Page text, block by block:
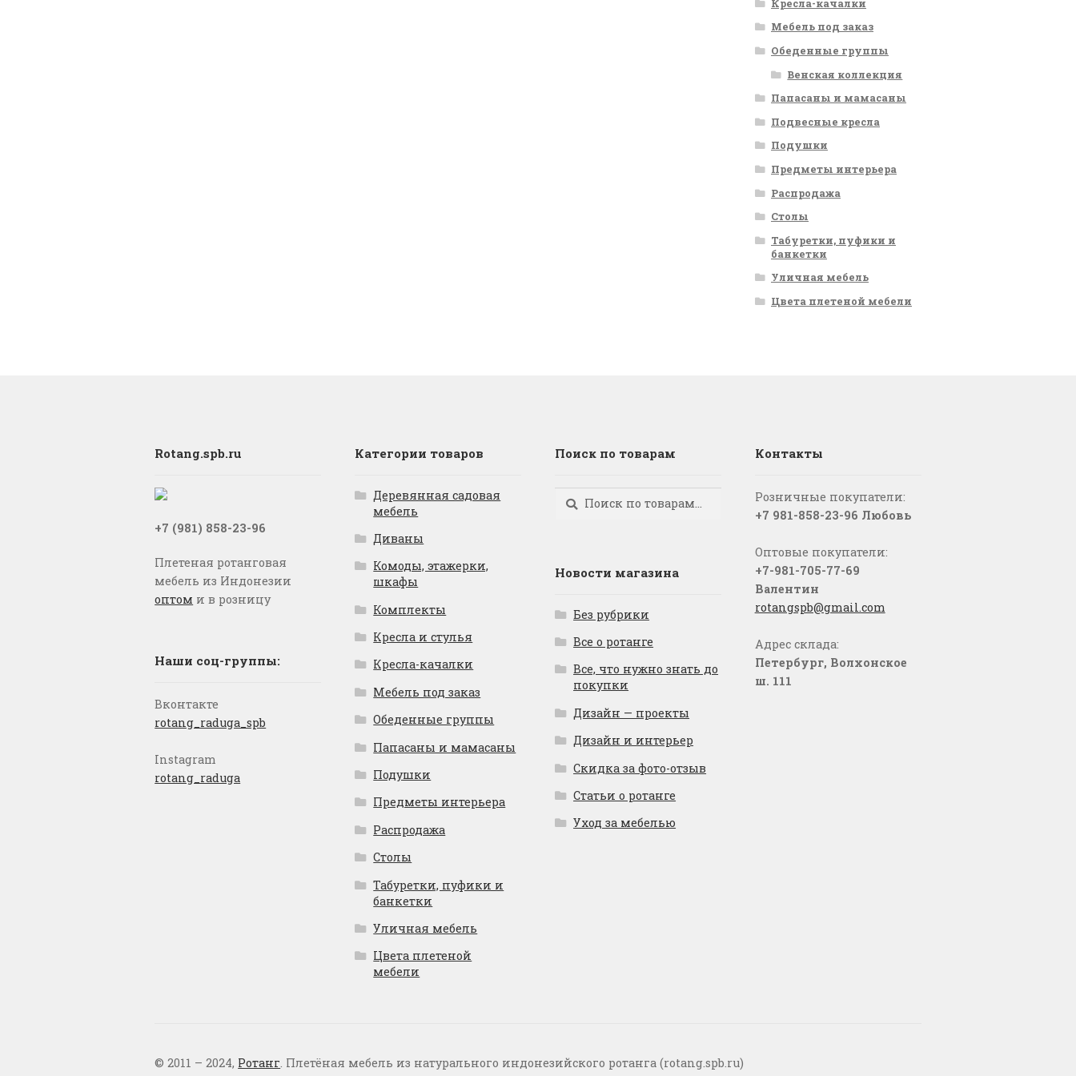
Кресла-качалки
Мебель под заказ
Обеденные группы
Венская коллекция
Папасаны и мамасаны
Подвесные кресла
Подушки
Предметы интерьера
Распродажа
Столы
Табуретки, пуфики и
банкетки
Уличная мебель
Цвета плетеной мебели
Rotang.spb.ru
+7 (981) 858-23-96
Плетеная ротанговая
мебель из Индонезии
оптом и в розницу
Наши соц-группы:
Вконтакте
rotang_raduga_spb
Instagram
rotang_raduga
Категории товаров
Деревянная садовая
мебель
Диваны
Комоды, этажерки,
шкафы
Комплекты
Кресла и стулья
Кресла-качалки
Мебель под заказ
Обеденные группы
Папасаны и мамасаны
Подушки
Предметы интерьера
Распродажа
Столы
Табуретки, пуфики и
банкетки
Уличная мебель
Цвета плетеной
мебели
Поиск по товарам
Искать:
Поиск
Новости магазина
Без рубрики
Все о ротанге
Все, что нужно знать до
покупки
Дизайн — проекты
Дизайн и интерьер
Скидка за фото-отзыв
Статьи о ротанге
Уход за мебелью
Контакты
Розничные покупатели:
+7 981-858-23-96 Любовь
Оптовые покупатели:
+7-981-705-77-69
Валентин
rotangspb@gmail.com
Адрес склада:
Петербург, Волхонское
ш. 111
© 2011 – 2024, Ротанг. Плетёная мебель из натурального индонезийского ротанга (rotang.spb.ru)